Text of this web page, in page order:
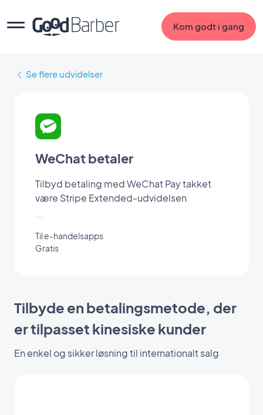
Kom godt i gang
Se flere udvidelser
WeChat betaler
Tilbyd betaling med WeChat Pay takket
være Stripe Extended-udvidelsen
Til e-handelsapps
Gratis
Tilbyde en betalingsmetode, der
er tilpasset kinesiske kunder
En enkel og sikker løsning til internationalt salg